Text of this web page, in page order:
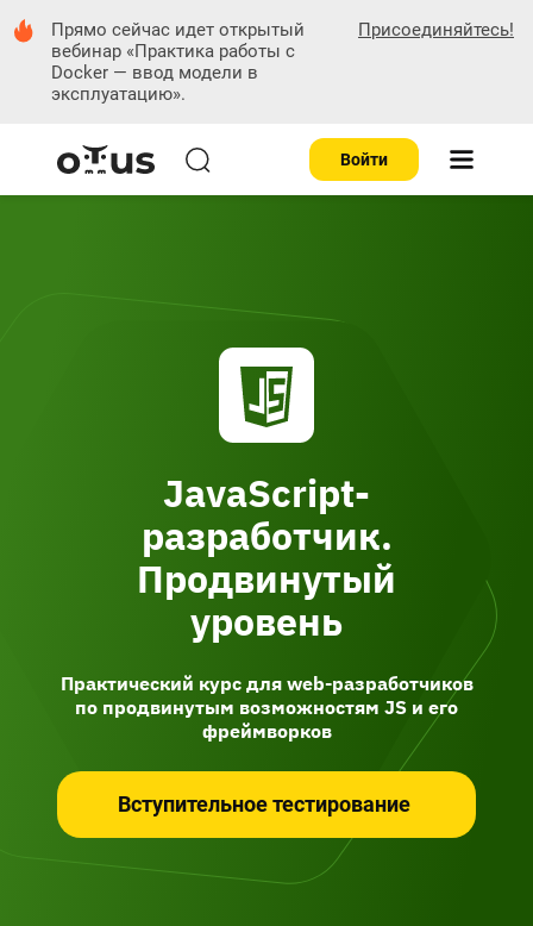
Прямо сейчас идетоткрытый
вебинар «Практика работы с
Docker — ввод модели в
эксплуатацию».
Присоединяйтесь!
Войти
JavaScript-
разработчик.
Продвинутый
уровень
Практический курс для web-разработчиков
по продвинутым возможностям JS и его
фреймворков
Вступительное тестирование